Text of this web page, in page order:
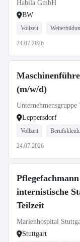
Habila GmbH
BW
Vollzeit
24.07.2026
(m/w/d)
Leppersdorf
Vollzeit
24.07.2026
internistische
Teilzeit
Marienhospital
Stuttgart